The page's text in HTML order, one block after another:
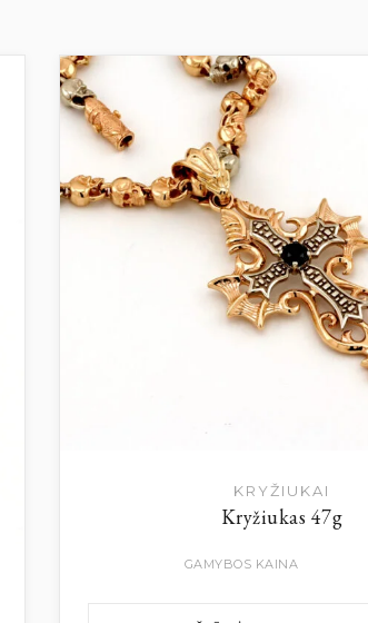
KRYŽIUKAI
Kryžiukas 47g
GAMYBOS KAINA